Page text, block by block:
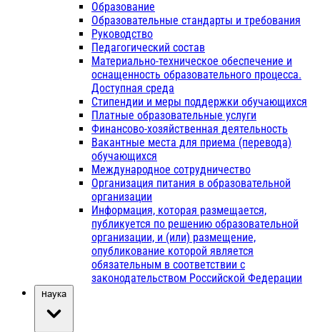
Образование
Образовательные стандарты и требования
Руководство
Педагогический состав
Материально-техническое обеспечение и
оснащенность образовательного процесса.
Доступная среда
Стипендии и меры поддержки обучающихся
Платные образовательные услуги
Финансово-хозяйственная деятельность
Вакантные места для приема (перевода)
обучающихся
Международное сотрудничество
Организация питания в образовательной
организации
Информация, которая размещается,
публикуется по решению образовательной
организации, и (или) размещение,
опубликование которой является
обязательным в соответствии с
законодательством Российской Федерации
Наука